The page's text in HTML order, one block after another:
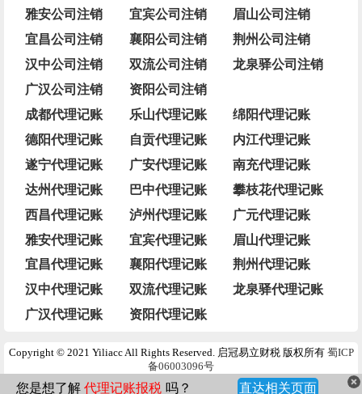
雅安公司注销
宜宾公司注销
眉山公司注销
宜昌公司注销
襄阳公司注销
荆州公司注销
汉中公司注销
双流公司注销
龙泉驿公司注销
广汉公司注销
资阳公司注销
成都代理记账
乐山代理记账
绵阳代理记账
德阳代理记账
自贡代理记账
内江代理记账
遂宁代理记账
广安代理记账
南充代理记账
达州代理记账
巴中代理记账
攀枝花代理记账
西昌代理记账
泸州代理记账
广元代理记账
雅安代理记账
宜宾代理记账
眉山代理记账
宜昌代理记账
襄阳代理记账
荆州代理记账
汉中代理记账
双流代理记账
龙泉驿代理记账
广汉代理记账
资阳代理记账
Copyright © 2021 Yiliacc All Rights Reserved. 启冠易立财税 版权所有 蜀ICP
备06003096号
您是想了解 代理记账报税 吗？ 直达相关页面